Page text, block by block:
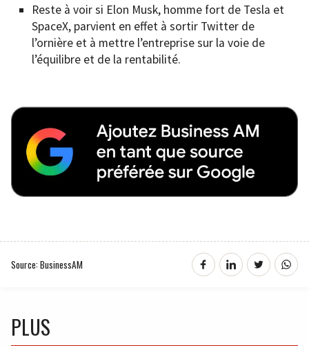
Reste à voir si Elon Musk, homme fort de Tesla et
SpaceX, parvient en effet à sortir Twitter de
l’ornière et à mettre l’entreprise sur la voie de
l’équilibre et de la rentabilité.
Source: BusinessAM
PLUS